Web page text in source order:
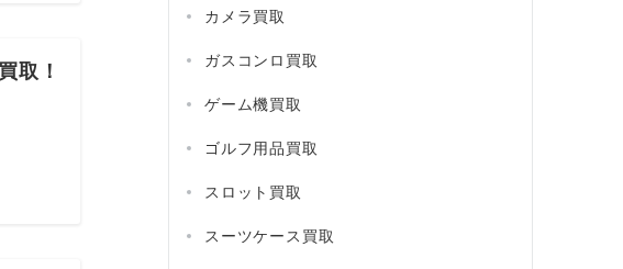
取！
カメラ買取
ガスコンロ買取
ゲーム機買取
ゴルフ用品買取
スロット買取
スーツケース買取